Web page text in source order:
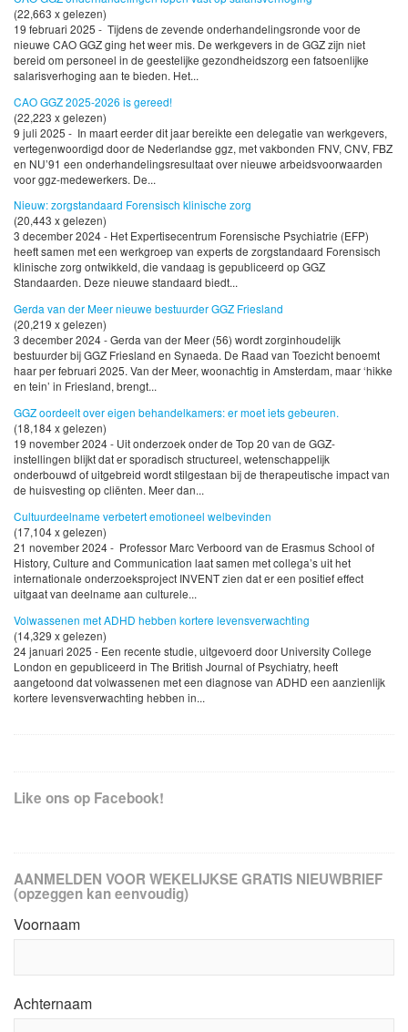
(22,663 x gelezen)
19 februari 2025 - Tijdens de zevende onderhandelingsronde voor de
nieuwe CAO GGZ ging het weer mis. De werkgevers in de GGZ zijn niet
bereid om personeel in de geestelijke gezondheidszorg een fatsoenlijke
salarisverhoging aan te bieden. Het...
CAO GGZ 2025-2026 is gereed!
(22,223 x gelezen)
9 juli 2025 - In maart eerder dit jaar bereikte een delegatie van werkgevers,
vertegenwoordigd door de Nederlandse ggz, met vakbonden FNV, CNV, FBZ
en NU’91 een onderhandelingsresultaat over nieuwe arbeidsvoorwaarden
voor ggz-medewerkers. De...
Nieuw: zorgstandaard Forensisch klinische zorg
(20,443 x gelezen)
3 december 2024 - Het Expertisecentrum Forensische Psychiatrie (EFP)
heeft samen met een werkgroep van experts de zorgstandaard Forensisch
klinische zorg ontwikkeld, die vandaag is gepubliceerd op GGZ
Standaarden. Deze nieuwe standaard biedt...
Gerda van der Meer nieuwe bestuurder GGZ Friesland
(20,219 x gelezen)
3 december 2024 - Gerda van der Meer (56) wordt zorginhoudelijk
bestuurder bij GGZ Friesland en Synaeda. De Raad van Toezicht benoemt
haar per februari 2025. Van der Meer, woonachtig in Amsterdam, maar ‘hikke
en tein’ in Friesland, brengt...
GGZ oordeelt over eigen behandelkamers: er moet iets gebeuren.
(18,184 x gelezen)
19 november 2024 - Uit onderzoek onder de Top 20 van de GGZ-
instellingen blijkt dat er sporadisch structureel, wetenschappelijk
onderbouwd of uitgebreid wordt stilgestaan bij de therapeutische impact van
de huisvesting op cliënten. Meer dan...
Cultuurdeelname verbetert emotioneel welbevinden
(17,104 x gelezen)
21 november 2024 - Professor Marc Verboord van de Erasmus School of
History, Culture and Communication laat samen met collega’s uit het
internationale onderzoeksproject INVENT zien dat er een positief effect
uitgaat van deelname aan culturele...
Volwassenen met ADHD hebben kortere levensverwachting
(14,329 x gelezen)
24 januari 2025 - Een recente studie, uitgevoerd door University College
London en gepubliceerd in The British Journal of Psychiatry, heeft
aangetoond dat volwassenen met een diagnose van ADHD een aanzienlijk
kortere levensverwachting hebben in...
Like ons op Facebook!
AANMELDEN VOOR WEKELIJKSE GRATIS NIEUWBRIEF
(opzeggen kan eenvoudig)
Voornaam
Achternaam